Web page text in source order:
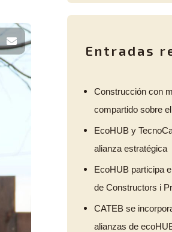
Entradas
Construcción con
compartido sobre
EcoHUB y
alianza estratégica
EcoHUB participa
de Constructors i
CATEB se
alianzas de